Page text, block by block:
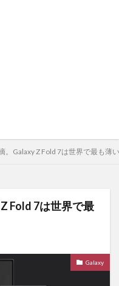
。Galaxy Z Fold 7は世界で最も薄
Fold 7は世界で最
Galaxy